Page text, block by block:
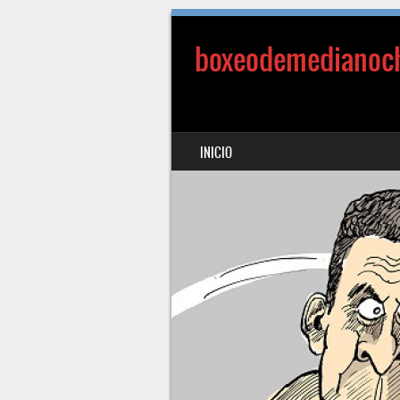
MENÚ
SALTAR AL CONTENIDO
INICIO